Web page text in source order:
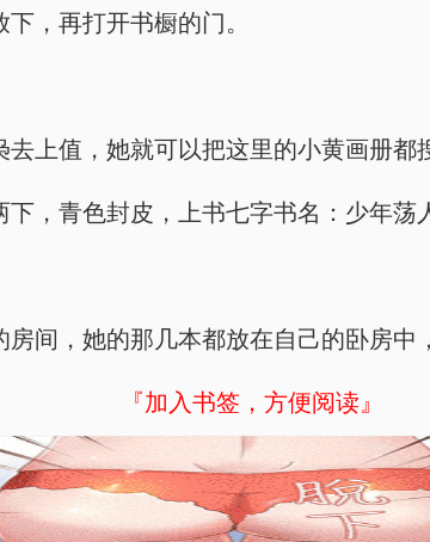
，再打开书橱的门。
上值，她就可以把这里的小黄画册都
，青色封皮，上书七字书名：少年荡
间，她的那几本都放在自己的卧房中
『加入书签，方便阅读』